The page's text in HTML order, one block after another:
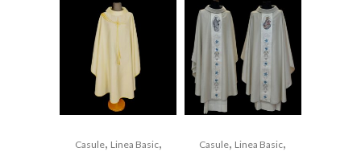
Casule, Linea Basic, Casule, Linea Basic,